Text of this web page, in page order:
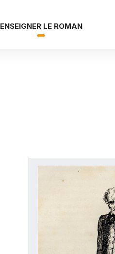
ENSEIGNER LE ROMAN